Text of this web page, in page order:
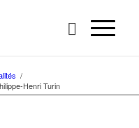
/
Henri Turin